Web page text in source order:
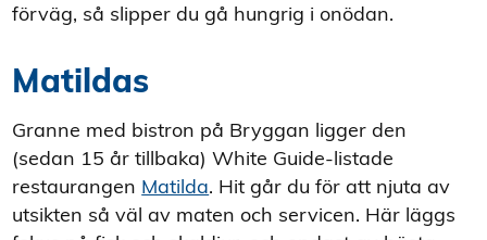
förväg, så slipper du gå hungrig i onödan.
Matildas
Granne med bistron på Bryggan ligger den
(sedan 15 år tillbaka) White Guide-listade
restaurangen Matilda. Hit går du för att njuta av
utsikten så väl av maten och servicen. Här läggs